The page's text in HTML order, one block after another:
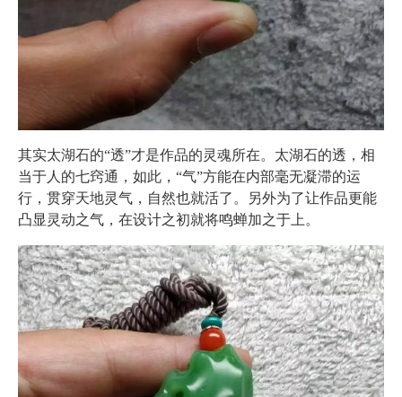
其实太湖石的“透”才是作品的灵魂所在。太湖石的透，相
当于人的七窍通，如此，“气”方能在内部毫无凝滞的运
行，贯穿天地灵气，自然也就活了。另外为了让作品更能
凸显灵动之气，在设计之初就将鸣蝉加之于上。